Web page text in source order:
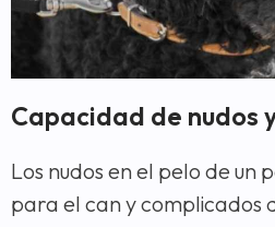
Capacidad de nudos
Los nudos en el pelo de un
para el can y complicados